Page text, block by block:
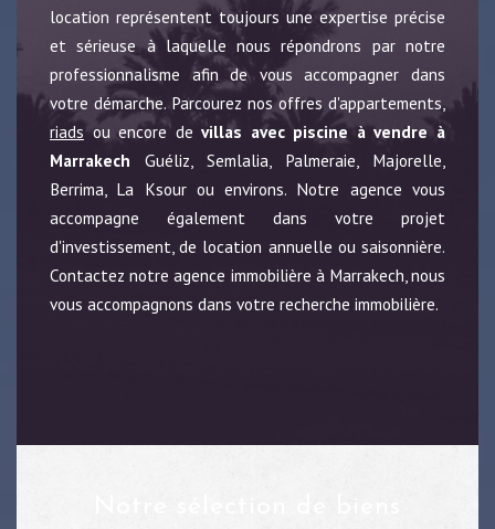
location représentent toujours une expertise précise
et sérieuse à laquelle nous répondrons par notre
professionnalisme afin de vous accompagner dans
votre démarche. Parcourez nos offres d'appartements,
riads ou encore devillas avec piscine à vendre à
Marrakech Guéliz, Semlalia, Palmeraie, Majorelle,
Berrima, La Ksour ou environs. Notre agence vous
accompagne également dans votre projet
d'investissement, de location annuelle ou saisonnière.
Contactez notre agence immobilière à Marrakech, nous
vous accompagnons dans votre recherche immobilière.